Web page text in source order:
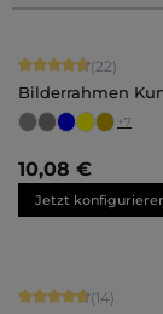
Durchschnittliche
(22)
Bilderrahmen
Maßanfertigung
+7
10,08 €
Jetzt
Durchschnittliche
(14)